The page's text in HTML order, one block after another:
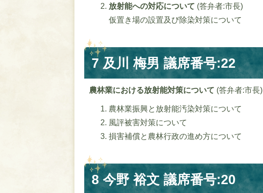
放射能への対応について (答弁者:市長)
仮置き場の設置及び除染対策について
7 及川 梅男 議席番号:22
農林業における放射能対策について (答弁者:市長)
農林業振興と放射能汚染対策について
風評被害対策について
損害補償と農林行政の進め方について
8 今野 裕文 議席番号:20